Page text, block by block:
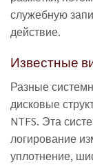
служебную
действие.
Известные
Разные
дисковые
NTFS. Эта
логирование
уплотнение,